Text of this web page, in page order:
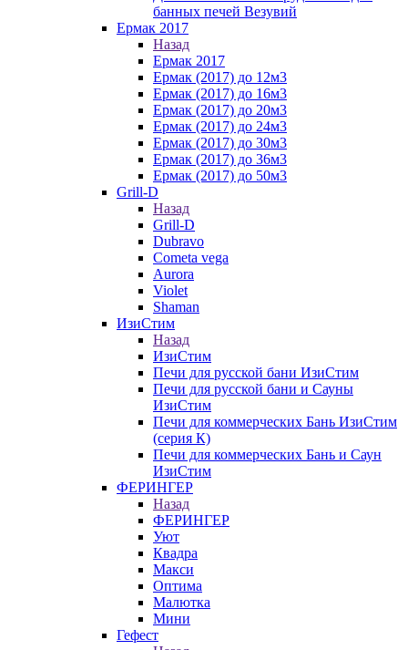
банных печей Везувий
Ермак 2017
Назад
Ермак 2017
Ермак (2017) до 12м3
Ермак (2017) до 16м3
Ермак (2017) до 20м3
Ермак (2017) до 24м3
Ермак (2017) до 30м3
Ермак (2017) до 36м3
Ермак (2017) до 50м3
Grill-D
Назад
Grill-D
Dubravo
Cometa vega
Aurora
Violet
Shaman
ИзиСтим
Назад
ИзиСтим
Печи для русской бани ИзиСтим
Печи для русской бани и Сауны
ИзиСтим
Печи для коммерческих Бань ИзиСтим
(серия К)
Печи для коммерческих Бань и Саун
ИзиСтим
ФЕРИНГЕР
Назад
ФЕРИНГЕР
Уют
Квадра
Макси
Оптима
Малютка
Мини
Гефест